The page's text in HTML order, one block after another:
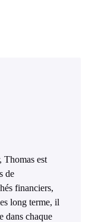
Thomas est
de
financiers,
long terme, il
dans chaque